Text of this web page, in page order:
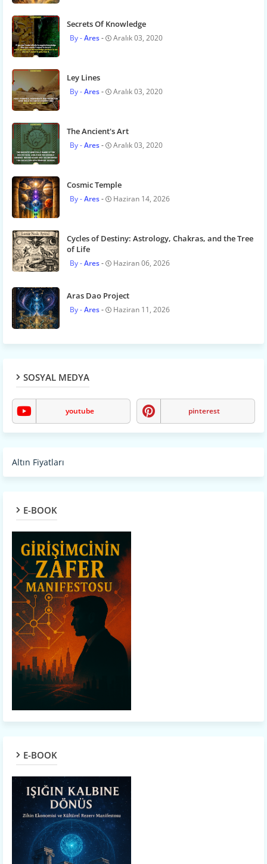
Secrets Of Knowledge
Ares Aralık 03, 2020
Ley Lines
Ares Aralık 03, 2020
The Ancient's Art
Ares Aralık 03, 2020
Cosmic Temple
Ares Haziran 14, 2026
Cycles of Destiny: Astrology, Chakras, and the Tree
of Life
Ares Haziran 06, 2026
Aras Dao Project
Ares Haziran 11, 2026
SOSYAL MEDYA
youtube pinterest
Altın Fiyatları
E-BOOK
E-BOOK